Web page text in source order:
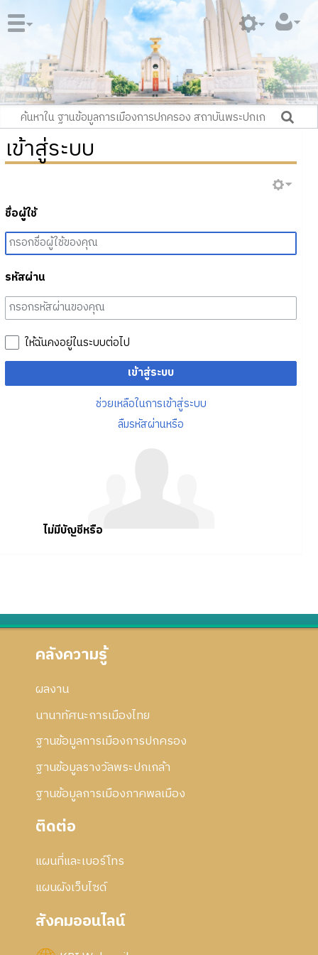
เข้าสู่ระบบ
ชื่อผู้ใช้
รหัสผ่าน
ให้ฉันคงอยู่ในระบบต่อไป
เข้าสู่ระบบ
ช่วยเหลือในการเข้าสู่ระบบ
ลืมรหัสผ่านหรือ
ไม่มีบัญชีหรือ
คลังความรู้
ผลงาน
นานาทัศนะการเมืองไทย
ฐานข้อมูลการเมืองการปกครอง
ฐานข้อมูลรางวัลพระปกเกล้า
ฐานข้อมูลการเมืองภาคพลเมือง
ติดต่อ
แผนที่และเบอร์โทร
แผนผังเว็บไซด์
สังคมออนไลน์